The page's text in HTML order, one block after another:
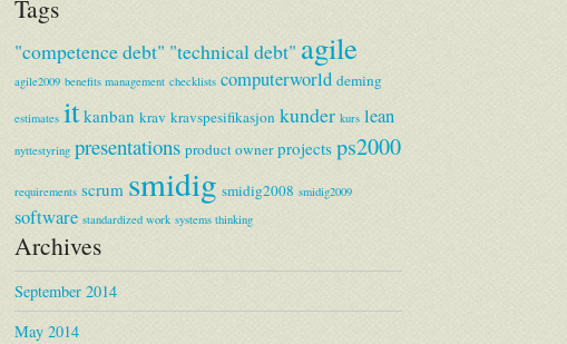
Tags
"competence debt" "technical debt" agile
agile2009 benefits management checklists computerworld deming
estimates it kanban krav kravspesifikasjon kunder kurs lean
nyttestyring presentations product owner projects ps2000
requirements scrum smidig smidig2008 smidig2009
software standardized work systems thinking
Archives
September 2014
May 2014